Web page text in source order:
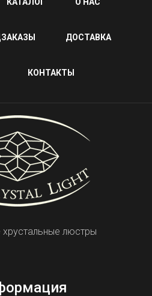
ДОСТАВКА
КОНТАКТЫ
хрустальные люстры